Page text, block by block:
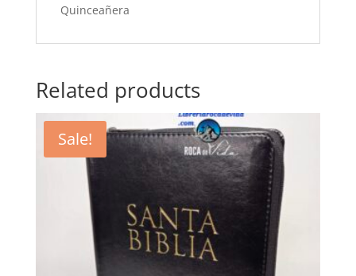
Quinceañera
Related products
Sale!